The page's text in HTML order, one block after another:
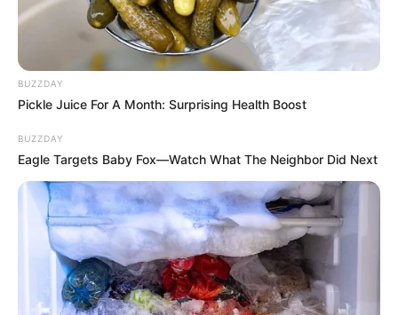
BUZZDAY
Pickle Juice For A Month: Surprising Health Boost
BUZZDAY
Eagle Targets Baby Fox—Watch What The Neighbor Did Next